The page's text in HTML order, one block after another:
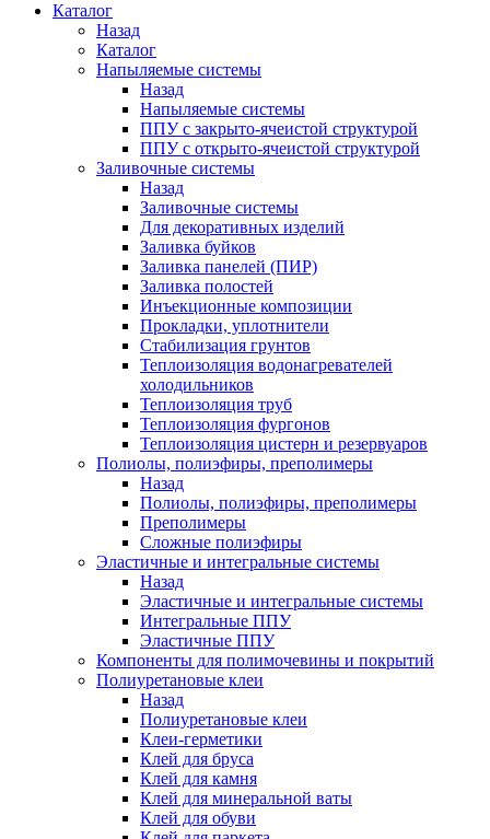
Каталог
Назад
Каталог
Напыляемые системы
Назад
Напыляемые системы
ППУ с закрыто-ячеистой структурой
ППУ с открыто-ячеистой структурой
Заливочные системы
Назад
Заливочные системы
Для декоративных изделий
Заливка буйков
Заливка панелей (ПИР)
Заливка полостей
Инъекционные композиции
Прокладки, уплотнители
Стабилизация грунтов
Теплоизоляция водонагревателей
холодильников
Теплоизоляция труб
Теплоизоляция фургонов
Теплоизоляция цистерн и резервуаров
Полиолы, полиэфиры, преполимеры
Назад
Полиолы, полиэфиры, преполимеры
Преполимеры
Сложные полиэфиры
Эластичные и интегральные системы
Назад
Эластичные и интегральные системы
Интегральные ППУ
Эластичные ППУ
Компоненты для полимочевины и покрытий
Полиуретановые клеи
Назад
Полиуретановые клеи
Клеи-герметики
Клей для бруса
Клей для камня
Клей для минеральной ваты
Клей для обуви